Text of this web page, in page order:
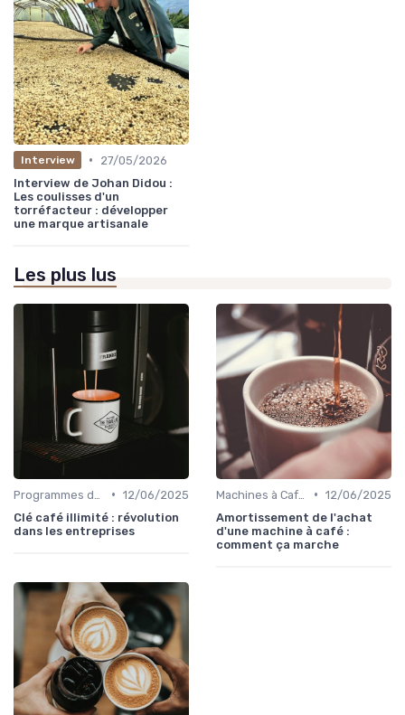
Interview •
27/05/2026
Interview de Johan Didou :
Les coulisses d'un
torréfacteur : développer
une marque artisanale
Les plus lus
• 12/06/2025
Clé café illimité : révolution
dans les entreprises
• 12/06/2025
Amortissement de l'achat
d'une machine à café :
comment ça marche